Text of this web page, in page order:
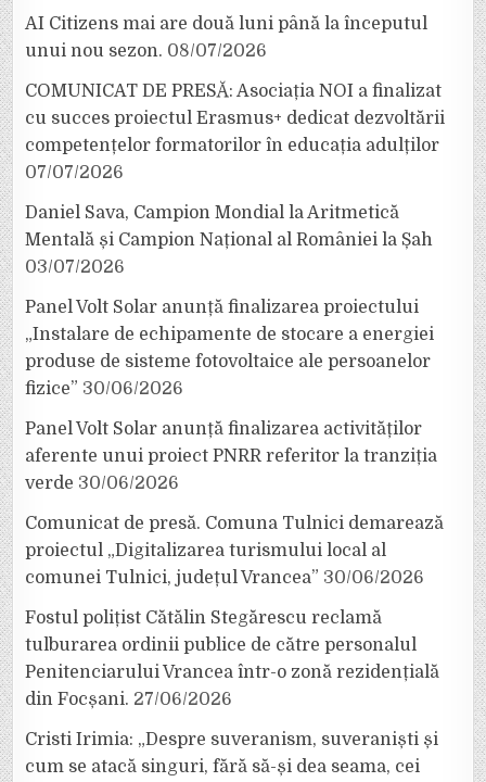
AI Citizens mai are două luni până la începutul
unui nou sezon. 08/07/2026
COMUNICAT DE PRESĂ: Asociația NOI a finalizat
cu succes proiectul Erasmus+ dedicat dezvoltării
competențelor formatorilor în educația adulților
07/07/2026
Daniel Sava, Campion Mondial la Aritmetică
Mentală și Campion Național al României la Șah
03/07/2026
Panel Volt Solar anunță finalizarea proiectului
„Instalare de echipamente de stocare a energiei
produse de sisteme fotovoltaice ale persoanelor
fizice” 30/06/2026
Panel Volt Solar anunță finalizarea activităților
aferente unui proiect PNRR referitor la tranziția
verde 30/06/2026
Comunicat de presă. Comuna Tulnici demarează
proiectul „Digitalizarea turismului local al
comunei Tulnici, județul Vrancea” 30/06/2026
Fostul polițist Cătălin Stegărescu reclamă
tulburarea ordinii publice de către personalul
Penitenciarului Vrancea într-o zonă rezidențială
din Focșani. 27/06/2026
Cristi Irimia: „Despre suveranism, suveraniști și
cum se atacă singuri, fără să-și dea seama, cei